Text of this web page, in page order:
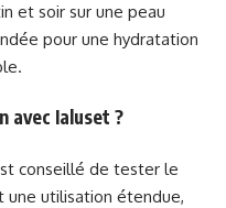
et soir sur une peau
pour une hydratation
avec Ialuset ?
conseillé de tester le
une utilisation étendue,